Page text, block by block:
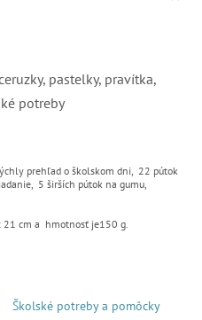
pastelky, pravítka,
potreby
prehľad o školskom dni, 22 pútok
5 širších pútok na gumu,
21 cm a hmotnosť je150 g.
Školské potreby a pomôcky